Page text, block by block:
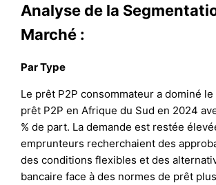
Analyse de la
Marché :
Par Type
Le prêt P2P consommateur a dominé
prêt P2P en Afrique du Sud en 2024
% de part. La demande est restée
emprunteurs recherchaient des
des conditions flexibles et des
bancaire face à des normes de prêt